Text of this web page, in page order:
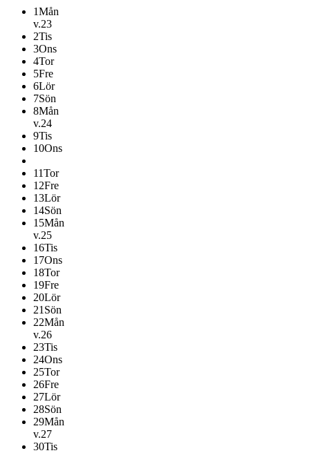
1Mån
v.23
2Tis
3Ons
4Tor
5Fre
6Lör
7Sön
8Mån
v.24
9Tis
10Ons
11Tor
12Fre
13Lör
14Sön
15Mån
v.25
16Tis
17Ons
18Tor
19Fre
20Lör
21 Sön
22Mån
v.26
23Tis
24Ons
25Tor
26Fre
27Lör
28Sön
29Mån
v.27
30Tis